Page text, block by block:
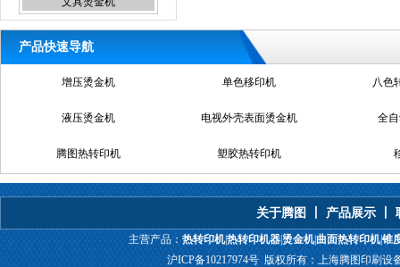
异型烫金机
腾图热转印机
产品快速导航
增压烫金机 单色移印机
液压烫金机 电视外壳表面烫金机 全
腾图热转印机 塑胶热转印机
笔杆烫金机 全自动热转印机器
真空热转印机 上海热转印
关于腾图 产品展示
主营产品： 热转印机|热转印机器烫金机|曲面热转印机|锥
沪ICP备10217974号 版权所有：上海腾图印刷设